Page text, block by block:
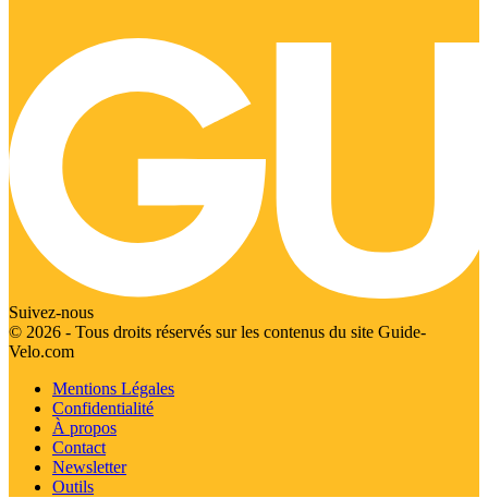
Suivez-nous
© 2026 - Tous droits réservés sur les contenus du site Guide-
Velo.com
Mentions Légales
Confidentialité
À propos
Contact
Newsletter
Outils